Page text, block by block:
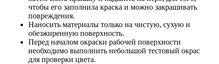
чтобы его заполнила краска и можно закрашивать
повреждения.
Наносить материалы только на чистую, сухую и
обезжиренную поверхность.
Перед началом окраски рабочей поверхности
необходимо выполнить небольшой тестовый окрас
для проверки цвета.